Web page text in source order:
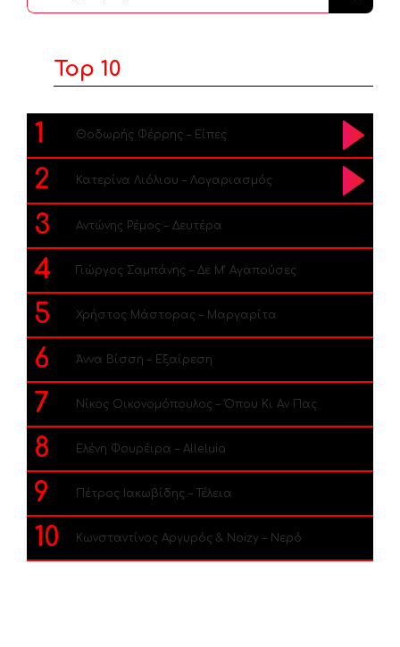
...
Top 10
1 Θοδωρής Φέρρης – Είπες
2 Κατερίνα Λιόλιου – Λογαριασμός
3 Αντώνης Ρέμος – Δευτέρα
4 Γιώργος Σαμπάνης – Δε Μ’ Αγαπούσες
5 Χρήστος Μάστορας – Μαργαρίτα
6 Άννα Βίσση – Εξαίρεση
7 Νίκος Οικονομόπουλος – Όπου Κι Αν Πας
8 Ελένη Φουρέιρα – Alleluia
9 Πέτρος Ιακωβίδης – Τέλεια
10 Κωνσταντίνος Αργυρός & Noizy – Νερό